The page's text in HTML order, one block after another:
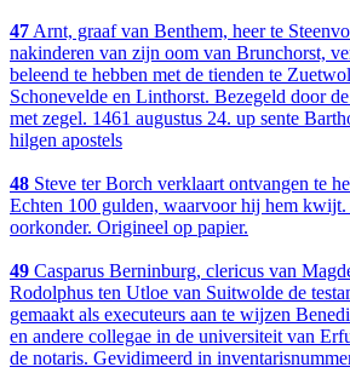
47Arnt, graaf van Benthem, heer te
nakinderen van zijn oom van Brunchorst,
beleend te hebben met de tienden te
Schonevelde en Linthorst. Bezegeld door
met zegel. 1461 augustus 24. up sente
hilgen apostels
48 Steve ter Borch verklaart ontvangen te
Echten 100 gulden, waarvoor hij hem kwijt.
oorkonder. Origineel op papier.
49 Casparus Berninburg, clericus van
Rodolphus ten Utloe van Suitwolde de
gemaakt als executeurs aan te wijzen
en andere collegae in de universiteit van
de notaris. Gevidimeerd in